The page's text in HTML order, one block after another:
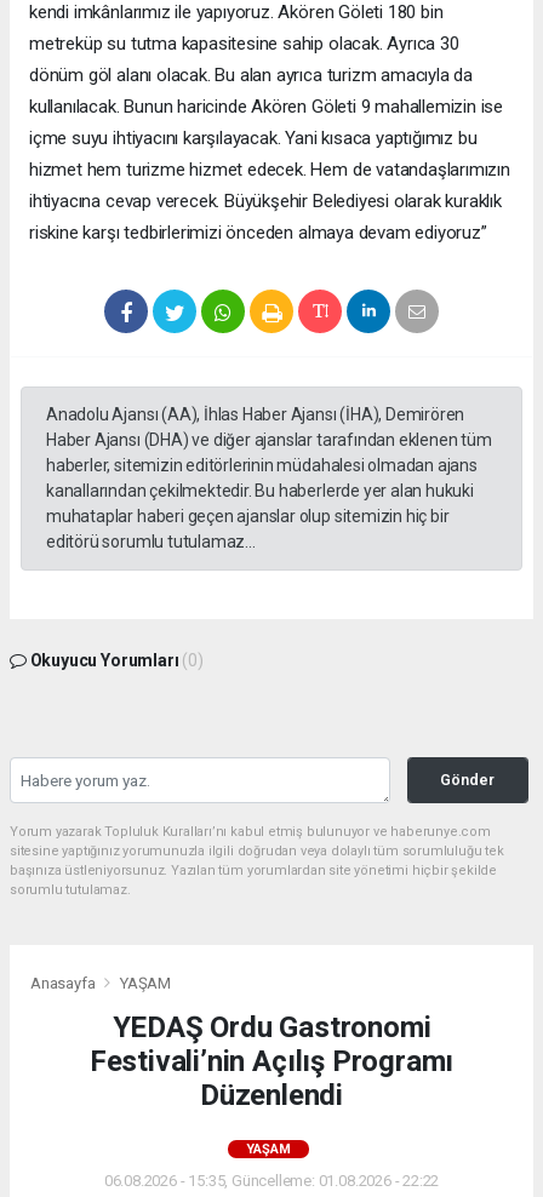
kendi imkânlarımız ile yapıyoruz. Akören Göleti 180 bin
metreküp su tutma kapasitesine sahip olacak. Ayrıca 30
dönüm göl alanı olacak. Bu alan ayrıca turizm amacıyla da
kullanılacak. Bunun haricinde Akören Göleti 9 mahallemizin ise
içme suyu ihtiyacını karşılayacak. Yani kısaca yaptığımız bu
hizmet hem turizme hizmet edecek. Hem de vatandaşlarımızın
ihtiyacına cevap verecek. Büyükşehir Belediyesi olarak kuraklık
riskine karşı tedbirlerimizi önceden almaya devam ediyoruz”
Anadolu Ajansı (AA), İhlas Haber Ajansı (İHA), Demirören
Haber Ajansı (DHA) ve diğer ajanslar tarafından eklenen tüm
haberler, sitemizin editörlerinin müdahalesi olmadan ajans
kanallarından çekilmektedir. Bu haberlerde yer alan hukuki
muhataplar haberi geçen ajanslar olup sitemizin hiç bir
editörü sorumlu tutulamaz...
Okuyucu Yorumları (0)
Gönder
Yorum yazarak Topluluk Kuralları’nı kabul etmiş bulunuyor ve haberunye.com
sitesine yaptığınız yorumunuzla ilgili doğrudan veya dolaylı tüm sorumluluğu tek
başınıza üstleniyorsunuz. Yazılan tüm yorumlardan site yönetimi hiçbir şekilde
sorumlu tutulamaz.
Anasayfa YAŞAM
YEDAŞ Ordu Gastronomi
Festivali’nin Açılış Programı
Düzenlendi
YAŞAM
06.08.2026 - 15:35, Güncelleme: 01.08.2026 - 22:22